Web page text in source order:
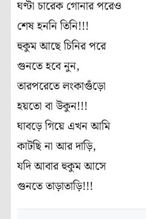
ঘণ্টা চারেক গোনার পরেও
শেষ হননি তিনি!!!
হুকুম আছে চিনির পরে
গুনতে হবে নুন,
তারপরেতে লংকাগুঁড়ো
হয়তো বা উকুন!!!
ঘাবড়ে গিয়ে এখন আমি
কাটছি না আর দাড়ি,
যদি আবার হুকুম আসে
গুনতে তাড়াতাড়ি!!!